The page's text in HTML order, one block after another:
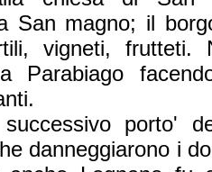
San magno; il
vigneti,
Parabiago
porto'
danneggiarono i